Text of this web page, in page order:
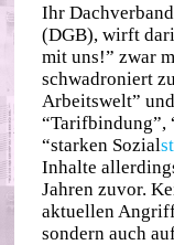
Ihr
(DGB), wirft
mit uns!” zwar
schwadroniert
Arbeitswelt”
“Tarifbindung”,
“starken Sozial
Inhalte
Jahren zuvor.
aktuellen
sondern auch